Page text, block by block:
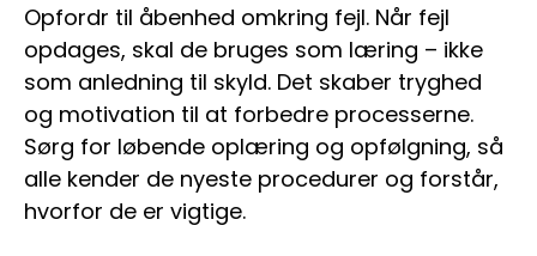
Opfordr til åbenhed omkring fejl. Når fejl
opdages, skal de bruges som læring – ikke
som anledning til skyld. Det skaber tryghed
og motivation til at forbedre processerne.
Sørg for løbende oplæring og opfølgning, så
alle kender de nyeste procedurer og forstår,
hvorfor de er vigtige.